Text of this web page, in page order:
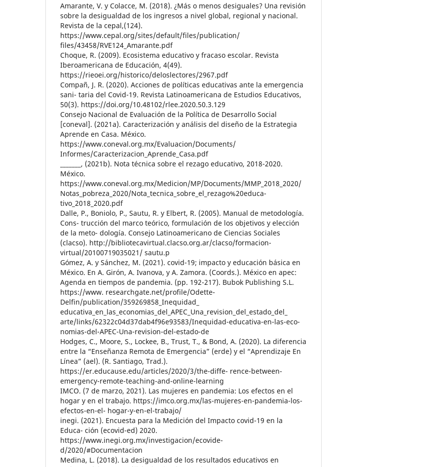
Amarante, V. y Colacce, M. (2018). ¿Más o menos desiguales? Una revisión
sobre la desigualdad de los ingresos a nivel global, regional y nacional.
Revista de la cepal,(124).
https://www.cepal.org/sites/default/files/publication/
files/43458/RVE124_Amarante.pdf
Choque, R. (2009). Ecosistema educativo y fracaso escolar. Revista
Iberoamericana de Educación, 4(49).
https://rieoei.org/historico/deloslectores/2967.pdf
Compañ, J. R. (2020). Acciones de políticas educativas ante la emergencia
sani- taria del Covid-19. Revista Latinoamericana de Estudios Educativos,
50(3). https://doi.org/10.48102/rlee.2020.50.3.129
Consejo Nacional de Evaluación de la Política de Desarrollo Social
[coneval]. (2021a). Caracterización y análisis del diseño de la Estrategia
Aprende en Casa. México.
https://www.coneval.org.mx/Evaluacion/Documents/
Informes/Caracterizacion_Aprende_Casa.pdf
_______, (2021b). Nota técnica sobre el rezago educativo, 2018-2020.
México.
https://www.coneval.org.mx/Medicion/MP/Documents/MMP_2018_2020/
Notas_pobreza_2020/Nota_tecnica_sobre_el_rezago%20educa-
tivo_2018_2020.pdf
Dalle, P., Boniolo, P., Sautu, R. y Elbert, R. (2005). Manual de metodología.
Cons- trucción del marco teórico, formulación de los objetivos y elección
de la meto- dología. Consejo Latinoamericano de Ciencias Sociales
(clacso). http://bibliotecavirtual.clacso.org.ar/clacso/formacion-
virtual/20100719035021/ sautu.p
Gómez, A. y Sánchez, M. (2021). covid-19; impacto y educación básica en
México. En A. Girón, A. Ivanova, y A. Zamora. (Coords.). México en apec:
Agenda en tiempos de pandemia. (pp. 192-217). Bubok Publishing S.L.
https://www. researchgate.net/profile/Odette-
Delfin/publication/359269858_Inequidad_
educativa_en_las_economias_del_APEC_Una_revision_del_estado_del_
arte/links/62322c04d37dab4f96e93583/Inequidad-educativa-en-las-eco-
nomias-del-APEC-Una-revision-del-estado-de
Hodges, C., Moore, S., Lockee, B., Trust, T., & Bond, A. (2020). La diferencia
entre la “Enseñanza Remota de Emergencia” (erde) y el “Aprendizaje En
Línea” (ael). (R. Santiago, Trad.).
https://er.educause.edu/articles/2020/3/the-diffe- rence-between-
emergency-remote-teaching-and-online-learning
IMCO. (7 de marzo, 2021). Las mujeres en pandemia: Los efectos en el
hogar y en el trabajo. https://imco.org.mx/las-mujeres-en-pandemia-los-
efectos-en-el- hogar-y-en-el-trabajo/
inegi. (2021). Encuesta para la Medición del Impacto covid-19 en la
Educa- ción (ecovid-ed) 2020.
https://www.inegi.org.mx/investigacion/ecovide-
d/2020/#Documentacion
Medina, L. (2018). La desigualdad de los resultados educativos en